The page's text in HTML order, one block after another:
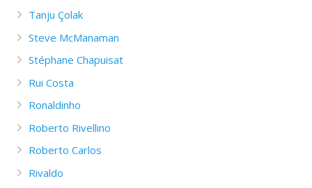
Tanju Çolak
Steve McManaman
Stéphane Chapuisat
Rui Costa
Ronaldinho
Roberto Rivellino
Roberto Carlos
Rivaldo